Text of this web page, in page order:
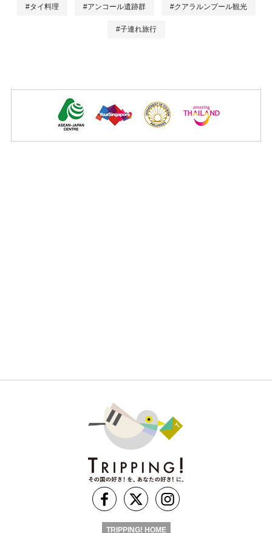
#タイ料理 #アンコール遺跡群 #クアラルンプール観光
#子連れ旅行
TRIPPING! HOME